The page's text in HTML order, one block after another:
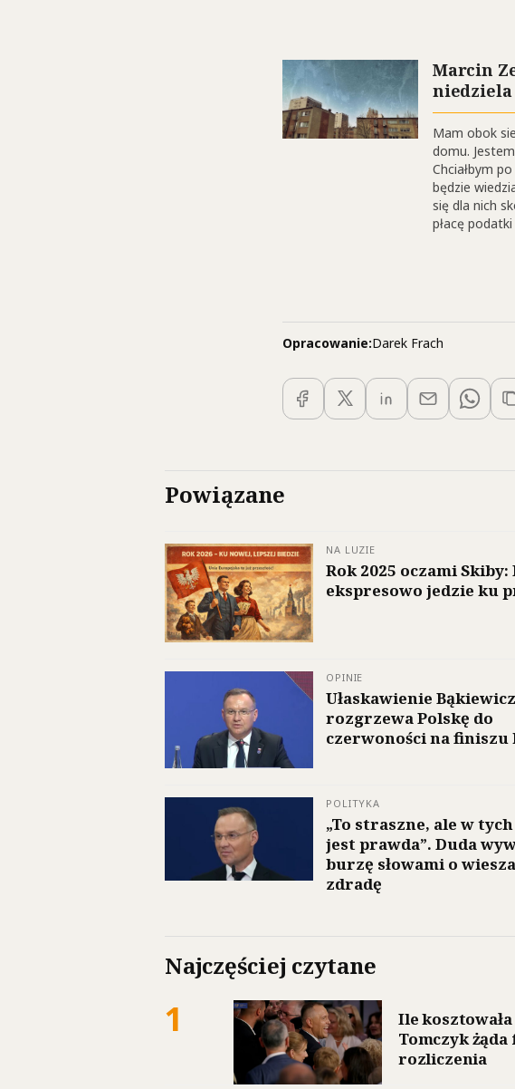
Marcin
niedziela
Mam obok
domu.
Chciałbym
będzie
się dla nich
płacę
Opracowanie:Darek Frach
Powiązane
NA LUZIE
Rok 2025 oczami Skiby:
ekspresowo jedzie ku
OPINIE
Ułaskawienie
rozgrzewa Polskę do
czerwoności na finiszu
POLITYKA
„To straszne, ale w
jest prawda”. Duda
burzę słowami o
zdradę
Najczęściej czytane
1
Ile
Tomczyk
rozliczenia